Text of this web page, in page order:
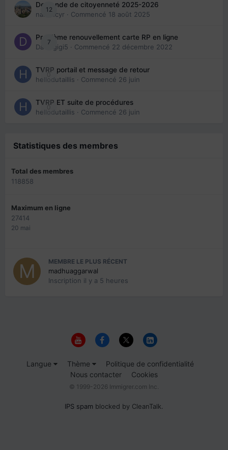
12
Demande de citoyenneté 2025-2026
nanancyr · Commencé 18 août 2025
7
Problème renouvellement carte RP en ligne
Davidgigi5 · Commencé 22 décembre 2022
0
TVRP portail et message de retour
hellodutaillis · Commencé 26 juin
0
TVRP ET suite de procédures
hellodutaillis · Commencé 26 juin
Statistiques des membres
Total des membres
118858
Maximum en ligne
27414
20 mai
MEMBRE LE PLUS RÉCENT
madhuaggarwal
Inscription il y a 5 heures
Langue Thème
Politique de confidentialité
Nous contacter
Cookies
© 1999-2026 Immigrer.com Inc.
IPS spam blocked by CleanTalk.